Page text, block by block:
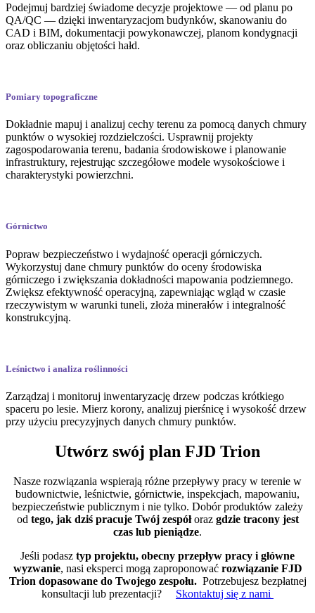
Podejmuj bardziej świadome decyzje projektowe — od planu po
QA/QC — dzięki inwentaryzacjom budynków, skanowaniu do
CAD i BIM, dokumentacji powykonawczej, planom kondygnacji
oraz obliczaniu objętości hałd.
Pomiary topograficzne
Dokładnie mapuj i analizuj cechy terenu za pomocą danych chmury
punktów o wysokiej rozdzielczości. Usprawnij projekty
zagospodarowania terenu, badania środowiskowe i planowanie
infrastruktury, rejestrując szczegółowe modele wysokościowe i
charakterystyki powierzchni.
Górnictwo
Popraw bezpieczeństwo i wydajność operacji górniczych.
Wykorzystuj dane chmury punktów do oceny środowiska
górniczego i zwiększania dokładności mapowania podziemnego.
Zwiększ efektywność operacyjną, zapewniając wgląd w czasie
rzeczywistym w warunki tuneli, złoża minerałów i integralność
konstrukcyjną.
Leśnictwo i analiza roślinności
Zarządzaj i monitoruj inwentaryzację drzew podczas krótkiego
spaceru po lesie. Mierz korony, analizuj pierśnicę i wysokość drzew
przy użyciu precyzyjnych danych chmury punktów.
Utwórz swój plan FJD Trion
Nasze rozwiązania wspierają różne przepływy pracy w terenie w
budownictwie, leśnictwie, górnictwie, inspekcjach, mapowaniu,
bezpieczeństwie publicznym i nie tylko. Dobór produktów zależy
od tego, jak dziś pracuje Twój zespółoraz gdzie tracony jest
czas lub pieniądze.
Jeśli podasz typ projektu, obecny przepływ pracy i główne
wyzwanie, nasi eksperci mogą zaproponować rozwiązanie FJD
Trion dopasowane do Twojego zespołu.Potrzebujesz bezpłatnej
konsultacji lub prezentacji? Skontaktuj się z nami